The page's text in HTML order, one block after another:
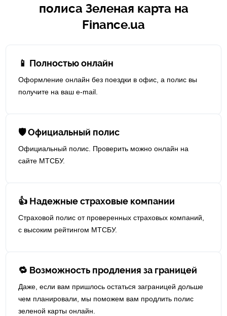
полиса Зеленая карта на
Finance.ua
📱 Полностью онлайн
Оформление онлайн без поездки в офис, а полис вы
получите на ваш e-mail.
🛡 Официальный полис
Официальный полис. Проверить можно онлайн на
сайте МТСБУ.
👍 Надежные страховые компании
Страховой полис от проверенных страховых компаний,
с высоким рейтингом МТСБУ.
🔁 Возможность продления за границей
Даже, если вам пришлось остаться заграницей дольше
чем планировали, мы поможем вам продлить полис
зеленой карты онлайн.